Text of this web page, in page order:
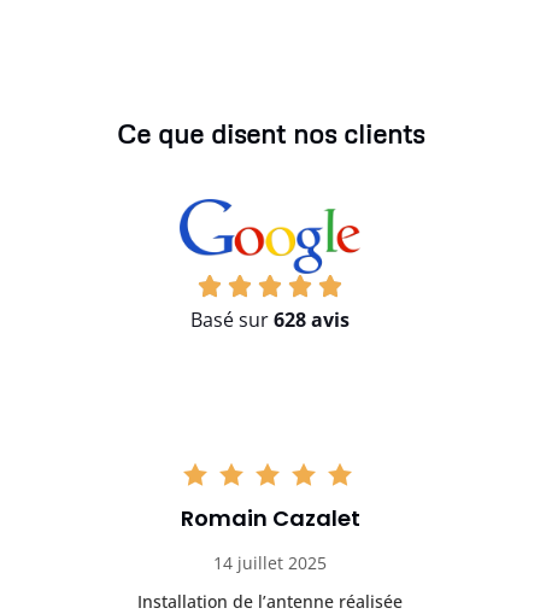
Ce que disent nos clients
Basé sur628 avis
Romain Cazalet
14 juillet 2025
Installation de l’antenne réalisée